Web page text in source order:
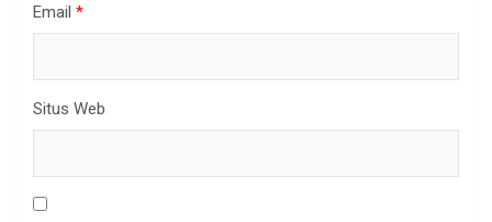
Email *
Situs Web